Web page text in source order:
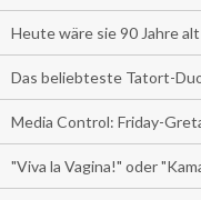
Heute wäre sie 90 Jahre
Das beliebteste Tatort-
Media Control: Friday-
"Viva la Vagina!" oder